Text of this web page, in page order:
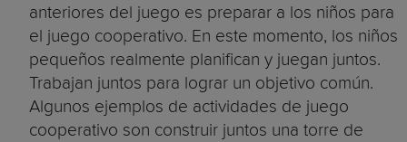
anteriores del juego es preparar a los niños para
el juego cooperativo. En este momento, los niños
pequeños realmente planifican y juegan juntos.
Trabajan juntos para lograr un objetivo común.
Algunos ejemplos de actividades de juego
cooperativo son construir juntos una torre de